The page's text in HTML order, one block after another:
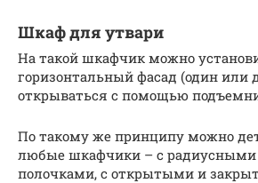
Шкаф для утвари
На такой шкафчик можно
горизонтальный фасад (один или
открываться с помощью
По такому же принципу можно
любые шкафчики – с радиусными
полочками, с открытыми и